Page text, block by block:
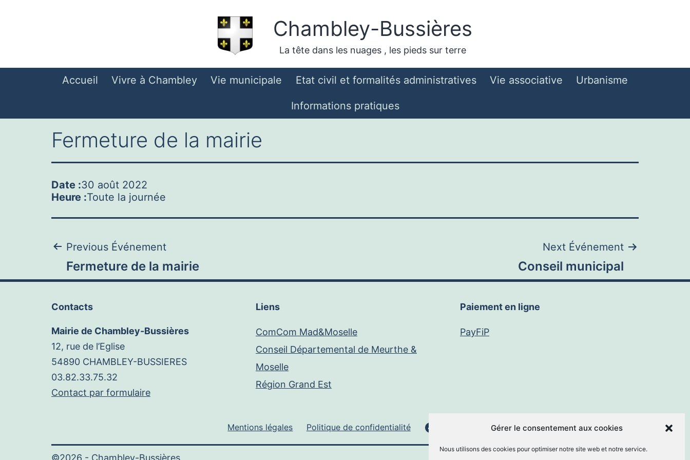
Gérer le consentement aux cookies
Nous utilisons des cookies pour optimiser notre site web et notre service.
Chambley-Bussières
La tête dans les nuages , les pieds sur terre
Accueil Vivre à Chambley Vie municipale Etat civil et formalités administratives Vie associative Urbanisme
Informations pratiques
Fermeture de la mairie
Date :30 août 2022
Heure :Toute la journée
Navigation
de
l’article
Previous Événement
Fermeture de la mairie
Next Événement
Conseil municipal
Contacts
Mairie de Chambley-Bussières
12, rue de l’Eglise
54890 CHAMBLEY-BUSSIERES
03.82.33.75.32
Contact par formulaire
Liens
ComCom Mad&Moselle
Conseil Départemental de Meurthe &
Moselle
Région Grand Est
Paiement en ligne
PayFiP
Mentions légales Politique de confidentialité
mail
©2026 - Chambley-Bussières